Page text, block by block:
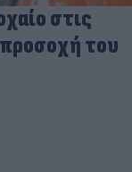
στις
του